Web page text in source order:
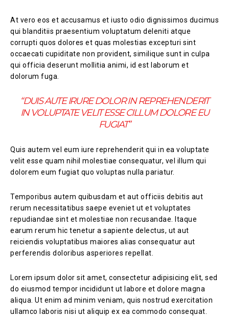
At vero eos et accusamus et iusto odio dignissimos ducimus
qui blanditiis praesentium voluptatum deleniti atque
corrupti quos dolores et quas molestias excepturi sint
occaecati cupiditate non provident, similique sunt in culpa
qui officia deserunt mollitia animi, id est laborum et
dolorum fuga.
“DUIS AUTE IRURE DOLOR IN REPREHENDERIT
IN VOLUPTATE VELIT ESSE CILLUM DOLORE EU
FUGIAT”
Quis autem vel eum iure reprehenderit qui in ea voluptate
velit esse quam nihil molestiae consequatur, vel illum qui
dolorem eum fugiat quo voluptas nulla pariatur.
Temporibus autem quibusdam et aut officiis debitis aut
rerum necessitatibus saepe eveniet ut et voluptates
repudiandae sint et molestiae non recusandae. Itaque
earum rerum hic tenetur a sapiente delectus, ut aut
reiciendis voluptatibus maiores alias consequatur aut
perferendis doloribus asperiores repellat.
Lorem ipsum dolor sit amet, consectetur adipisicing elit, sed
do eiusmod tempor incididunt ut labore et dolore magna
aliqua. Ut enim ad minim veniam, quis nostrud exercitation
ullamco laboris nisi ut aliquip ex ea commodo consequat.